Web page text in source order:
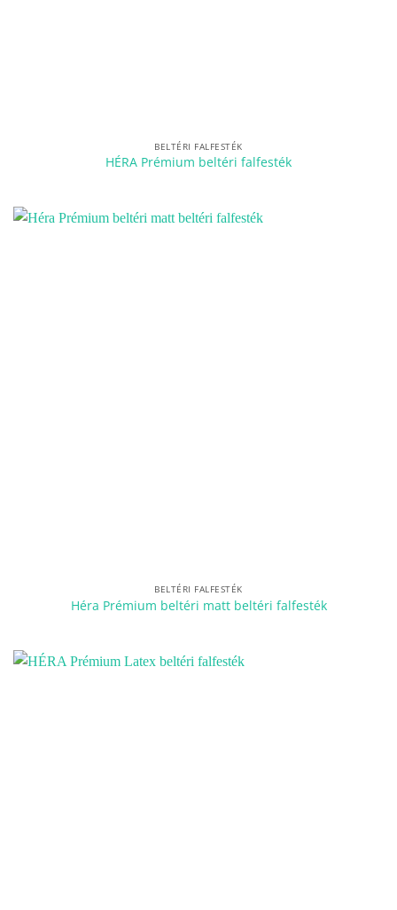
BELTÉRI FALFESTÉK
HÉRA Prémium beltéri falfesték
BELTÉRI FALFESTÉK
Héra Prémium beltéri matt beltéri falfesték